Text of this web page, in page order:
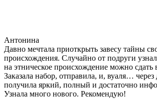
Антонина
Давно мечтала приоткрыть завесу тайны
происхождения. Случайно от подруги
на этническое происхождение можно
Заказала набор, отправила, и, вуаля… через
получила яркий, полный и достаточно
Узнала много нового. Рекомендую!